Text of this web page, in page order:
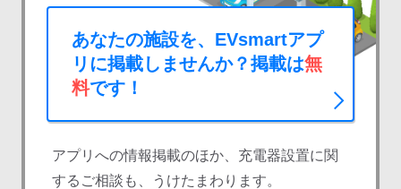
あなたの施設を、EVsmartアプ
リに掲載しませんか？掲載は無
料です！
アプリへの情報掲載のほか、充電器設置に関
するご相談も、うけたまわります。